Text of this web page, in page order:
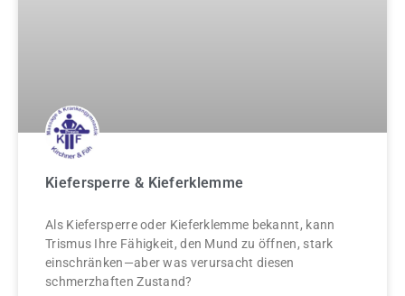
Kiefersperre & Kieferklemme
Als Kiefersperre oder Kieferklemme bekannt, kann
Trismus Ihre Fähigkeit, den Mund zu öffnen, stark
einschränken—aber was verursacht diesen
schmerzhaften Zustand?